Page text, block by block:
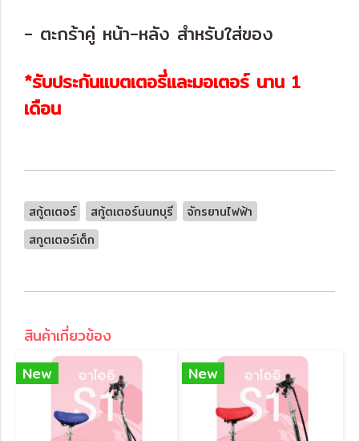
- ตะกร้าคู่ หน้า-หลัง สำหรับใส่ของ
*รับประกันแบตเตอรี่และมอเตอร์ นาน 1
เดือน
สกู้ตเตอร์ สกู้ตเตอร์นนทบุรี
จักรยานไฟฟ้า
สกูตเตอร์เด็ก
สินค้าเกี่ยวข้อง
New
New